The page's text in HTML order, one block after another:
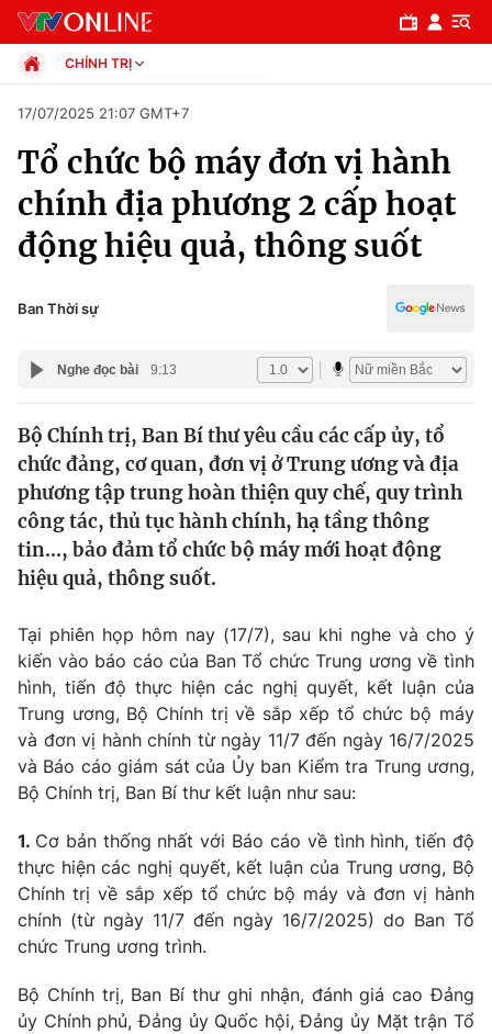
Chuyên mục
Chính trị
Thế giới
Tin tức
Thế giới đó đây
Kinh tế
Tài chính
Thị trường
Góc doanh nghiệp
Truyền hình
Phim VTV
Hậu trường
Nhân vật
Khán giả
Giải sao mai
Giải trí
Điện ảnh
Sao
Đời sống
Du lịch
Làm đẹp
Chất lượng cuộc sống
Giáo dục
Tuyển sinh
Học trực tuyến
Công nghệ
Sản phẩm
Giao lưu trực tuyến
CHÍNH TRỊ
Xã hội
Pháp luật
Thể thao
Truyền hình
Văn hóa - Giải trí
Đời sống
Giáo dục
17/07/2025 21:07 GMT+7
Tổ chức bộ máy đơn vị hành
chính địa phương 2 cấp hoạt
động hiệu quả, thông suốt
Ban Thời sự
Nghe đọc bài 9:13
Bộ Chính trị, Ban Bí thư yêu cầu các cấp ủy, tổ
chức đảng, cơ quan, đơn vị ở Trung ương và địa
phương tập trung hoàn thiện quy chế, quy trình
công tác, thủ tục hành chính, hạ tầng thông
tin..., bảo đảm tổ chức bộ máy mới hoạt động
hiệu quả, thông suốt.
Tại phiên họp hôm nay (17/7), sau khi nghe và cho ý
kiến vào báo cáo của Ban Tổ chức Trung ương về tình
hình, tiến độ thực hiện các nghị quyết, kết luận của
Trung ương, Bộ Chính trị về sắp xếp tổ chức bộ máy
và đơn vị hành chính từ ngày 11/7 đến ngày 16/7/2025
và Báo cáo giám sát của Ủy ban Kiểm tra Trung ương,
Bộ Chính trị, Ban Bí thư kết luận như sau:
1. Cơ bản thống nhất với Báo cáo về tình hình, tiến độ
thực hiện các nghị quyết, kết luận của Trung ương, Bộ
Chính trị về sắp xếp tổ chức bộ máy và đơn vị hành
chính (từ ngày 11/7 đến ngày 16/7/2025) do Ban Tổ
chức Trung ương trình.
Bộ Chính trị, Ban Bí thư ghi nhận, đánh giá cao Đảng
ủy Chính phủ, Đảng ủyQuốc hội, Đảng ủy Mặt trận Tổ